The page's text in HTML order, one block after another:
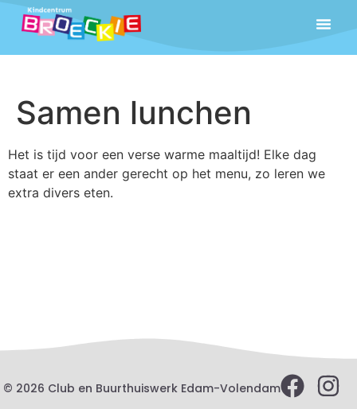
Samen lunchen
Het is tijd voor een verse warme maaltijd! Elke dag
staat er een ander gerecht op het menu, zo leren we
extra divers eten.
© 2026 Club en Buurthuiswerk Edam-Volendam